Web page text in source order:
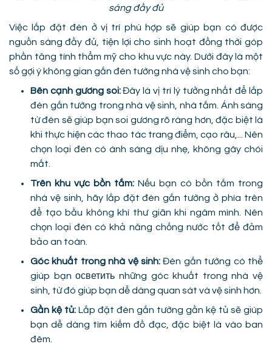
sáng đầy đủ
Việc lắp đặt đèn ở vị trí phù hợp sẽ giúp bạn có được
nguồn sáng đầy đủ, tiện lợi cho sinh hoạt đồng thời góp
phần tăng tính thẩm mỹ cho khu vực này. Dưới đây là một
số gợi ý không gian gắn đèn tường nhà vệ sinh cho bạn:
Bên cạnh gương soi:Đây là vị trí lý tưởng nhất để lắp
đèn gắn tường trong nhà vệ sinh, nhà tắm. Ánh sáng
từ đèn sẽ giúp bạn soi gương rõ ràng hơn, đặc biệt là
khi thực hiện các thao tác trang điểm, cạo râu,... Nên
chọn loại đèn có ánh sáng dịu nhẹ, không gây chói
mắt.
Trên khu vực bồn tắm: Nếu bạn có bồn tắm trong
nhà vệ sinh, hãy lắp đặt đèn gắn tường ở phía trên
để tạo bầu không khí thư giãn khi ngâm mình. Nên
chọn loại đèn có khả năng chống nước tốt để đảm
bảo an toàn.
Góc khuất trong nhà vệ sinh:Đèn gắn tường có thể
giúp bạn осветить những góc khuất trong nhà vệ
sinh, từ đó giúp bạn dễ dàng quan sát và vệ sinh hơn.
Gần kệ tủ: Lắp đặt đèn gắn tường gần kệ tủ sẽ giúp
bạn dễ dàng tìm kiếm đồ đạc, đặc biệt là vào ban
đêm.